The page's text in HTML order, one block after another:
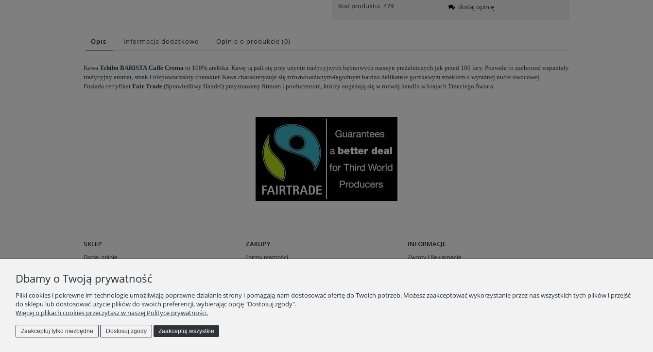
Kod produktu: 479
dodaj opinię
Opis Informacje dodatkowe Opinie o produkcie (0)
Kawa Tchibo BARISTA Caffe Crema to 100% arabika. Kawę tą pali się przy użyciu tradycyjnych bębnowych maszyn prażalniczych jak przed 100 laty. Pozwala to zachować wspaniały
tradycyjny aromat, smak i niepowtarzalny charakter. Kawa charakteryzuje się zrównoważonym-łagodnym bardzo delikatnie gorzkawym smakiem o wyraźnej nucie owocowej.
Posiada certyfikat Fair Trade (Sprawiedliwy Handel) przyznawany firmom i producentom, którzy angażują się w rozwój handlu w krajach Trzeciego Świata.
SKLEP
Dodaj opinie
Opinie klientów
Blog
ZAKUPY
Formy płatności
Promocje
INFORMACJE
Zwroty i Reklamacje
Kontakt
Dbamy o Twoją prywatność
Pliki cookies i pokrewne im technologie umożliwiają poprawne działanie strony i pomagają nam dostosować ofertę do Twoich potrzeb. Możesz zaakceptować wykorzystanie przez nas wszystkich tych plików i przejść
do sklepu lub dostosować użycie plików do swoich preferencji, wybierając opcję "Dostosuj zgody".
Więcej o plikach cookies przeczytasz w naszej Polityce prywatności.
Zaakceptuj tylko niezbędne Dostosuj zgody Zaakceptuj wszystkie